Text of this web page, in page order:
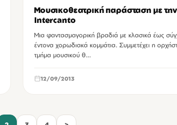
Μουσικοθεατρική παράσταση με
Intercanto
Μια φαντασμαγορική βραδιά με κλασικά έως
έντονα χορωδιακά κομμάτια. Συμμετέχει η
τμήμα μουσικού θ…
12/09/2013